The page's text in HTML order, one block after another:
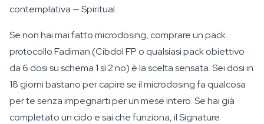
contemplativa — Spiritual.
Se non hai mai fatto microdosing, comprare un pack
protocollo Fadiman (Cibdol FP o qualsiasi pack obiettivo
da 6 dosi su schema 1 sì 2 no) è la scelta sensata. Sei dosi in
18 giorni bastano per capire se il microdosing fa qualcosa
per te senza impegnarti per un mese intero. Se hai già
completato un ciclo e sai che funziona, il Signature